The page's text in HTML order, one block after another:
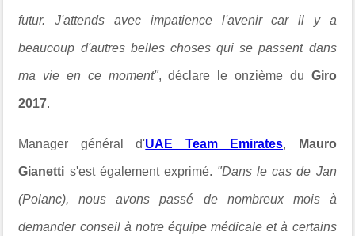
futur. J'attends avec impatience l'avenir car il y a
beaucoup d'autres belles choses qui se passent dans
ma vie en ce moment", déclare le onzième du Giro
2017.
Manager général d'UAE Team Emirates, Mauro
Gianetti s'est également exprimé. "Dans le cas de Jan
(Polanc), nous avons passé de nombreux mois à
demander conseil à notre équipe médicale et à certains